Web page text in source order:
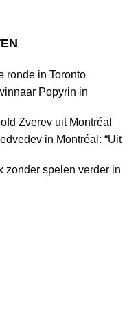
ronde in Toronto
Popyrin in
Zverev uit Montréal
in Montréal: “Uit
zonder spelen verder in